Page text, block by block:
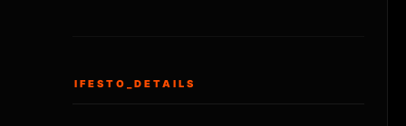
MANIFESTO_DETAILS